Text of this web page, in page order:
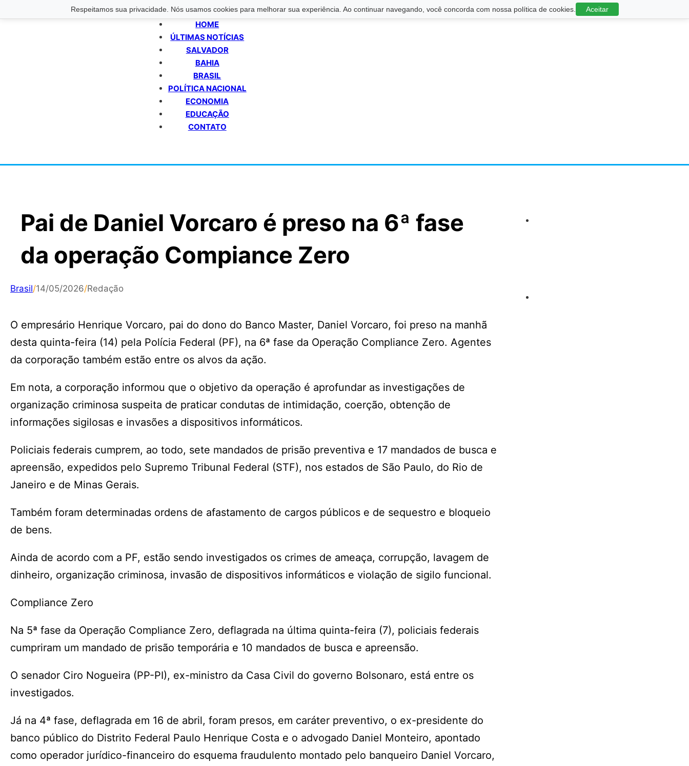
Respeitamos sua privacidade. Nós usamos cookies para melhorar sua experiência. Ao continuar navegando, você concorda com nossa política de cookies. Aceitar
HOME
ÚLTIMAS NOTÍCIAS
SALVADOR
BAHIA
BRASIL
POLÍTICA NACIONAL
ECONOMIA
EDUCAÇÃO
CONTATO
Pai de Daniel Vorcaro é preso na 6ª fase
da operação Compiance Zero
Brasil/14/05/2026/Redação
O empresário Henrique Vorcaro, pai do dono do Banco Master, Daniel Vorcaro, foi preso na manhã
desta quinta-feira (14) pela Polícia Federal (PF), na 6ª fase da Operação Compliance Zero. Agentes
da corporação também estão entre os alvos da ação.
Em nota, a corporação informou que o objetivo da operação é aprofundar as investigações de
organização criminosa suspeita de praticar condutas de intimidação, coerção, obtenção de
informações sigilosas e invasões a dispositivos informáticos.
Policiais federais cumprem, ao todo, sete mandados de prisão preventiva e 17 mandados de busca e
apreensão, expedidos pelo Supremo Tribunal Federal (STF), nos estados de São Paulo, do Rio de
Janeiro e de Minas Gerais.
Também foram determinadas ordens de afastamento de cargos públicos e de sequestro e bloqueio
de bens.
Ainda de acordo com a PF, estão sendo investigados os crimes de ameaça, corrupção, lavagem de
dinheiro, organização criminosa, invasão de dispositivos informáticos e violação de sigilo funcional.
Compliance Zero
Na 5ª fase da Operação Compliance Zero, deflagrada na última quinta-feira (7), policiais federais
cumpriram um mandado de prisão temporária e 10 mandados de busca e apreensão.
O senador Ciro Nogueira (PP-PI), ex-ministro da Casa Civil do governo Bolsonaro, está entre os
investigados.
Já na 4ª fase, deflagrada em 16 de abril, foram presos, em caráter preventivo, o ex-presidente do
banco público do Distrito Federal Paulo Henrique Costa e o advogado Daniel Monteiro, apontado
como operador jurídico-financeiro do esquema fraudulento montado pelo banqueiro Daniel Vorcaro,